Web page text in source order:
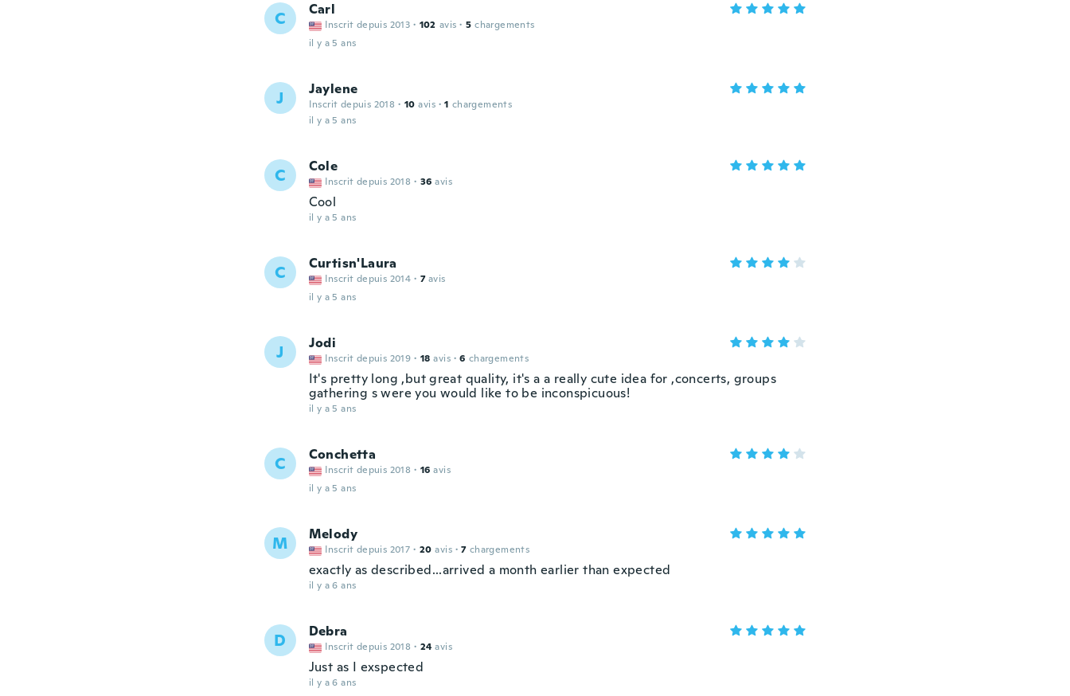
C Carl
Inscrit depuis 2013 · 102 avis · 5 chargements
il y a 5 ans
J Jaylene
Inscrit depuis 2018 · 10 avis · 1 chargements
il y a 5 ans
C Cole
Inscrit depuis 2018 · 36 avis
Cool
il y a 5 ans
C Curtisn'Laura
Inscrit depuis 2014 · 7 avis
il y a 5 ans
J Jodi
Inscrit depuis 2019 · 18 avis · 6 chargements
It's pretty long ,but great quality, it's a a really cute idea for ,concerts, groups
gathering s were you would like to be inconspicuous!
il y a 5 ans
C Conchetta
Inscrit depuis 2018 · 16 avis
il y a 5 ans
M Melody
Inscrit depuis 2017 · 20 avis · 7 chargements
exactly as described...arrived a month earlier than expected
il y a 6 ans
D Debra
Inscrit depuis 2018 · 24 avis
Just as I exspected
il y a 6 ans